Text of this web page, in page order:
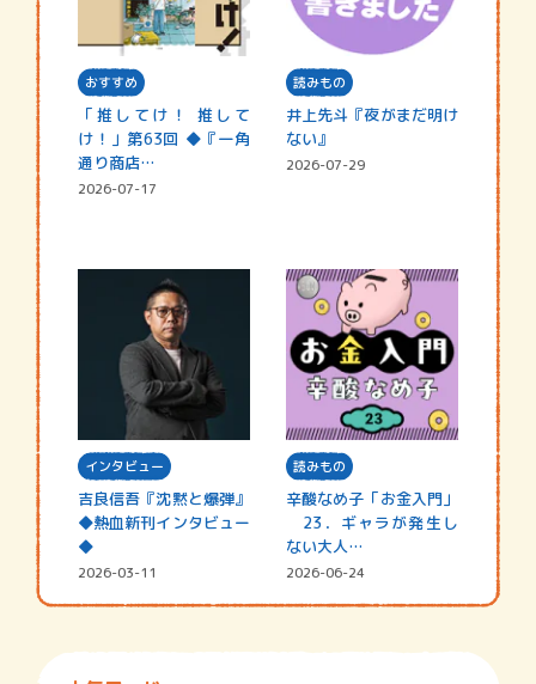
おすすめ
「推してけ！ 推して
け！」第63回 ◆『一角
通り商店…
2026-07-17
読みもの
井上先斗『夜がまだ明け
ない』
2026-07-29
インタビュー
吉良信吾『沈黙と爆弾』
◆熱血新刊インタビュー
◆
2026-03-11
読みもの
辛酸なめ子「お金入門」
23．ギャラが発生し
ない大人…
2026-06-24